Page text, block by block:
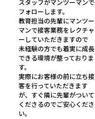
スタッフがマンツーマンで
フォローします。
教育担当の先輩にマンツー
マンで接客業務をレクチャ
ーしていただきますので
未経験の方でも着実に成長
できる環境が整っておりま
す。
実際にお客様の前に立ち接
客を行っていただきます
が、すぐ隣に先輩がついて
くださるのでご安心くださ
い。